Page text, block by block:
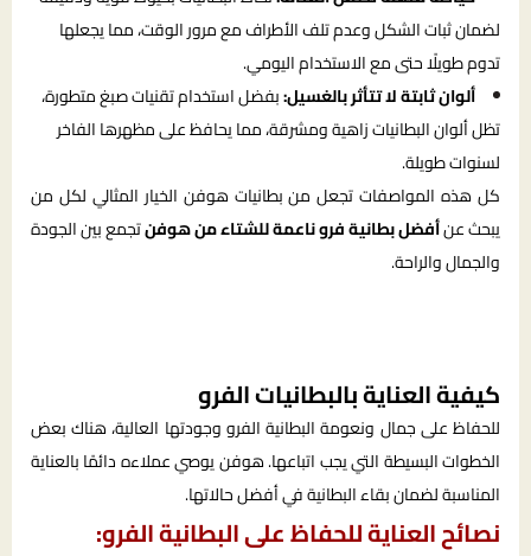
لضمان ثبات الشكل وعدم تلف الأطراف مع مرور الوقت، مما يجعلها
تدوم طويلًا حتى مع الاستخدام اليومي.
ألوان ثابتة لا تتأثر بالغسيل:بفضل استخدام تقنيات صبغ متطورة،
تظل ألوان البطانيات زاهية ومشرقة، مما يحافظ على مظهرها الفاخر
لسنوات طويلة.
كل هذه المواصفات تجعل من بطانيات هوفن الخيار المثالي لكل من
يبحث عنأفضل بطانية فرو ناعمة للشتاء من هوفنتجمع بين الجودة
والجمال والراحة.
كيفية العناية بالبطانيات الفرو
للحفاظ على جمال ونعومة البطانية الفرو وجودتها العالية، هناك بعض
الخطوات البسيطة التي يجب اتباعها. هوفن يوصي عملاءه دائمًا بالعناية
المناسبة لضمان بقاء البطانية في أفضل حالاتها.
نصائح العناية للحفاظ على البطانية الفرو: